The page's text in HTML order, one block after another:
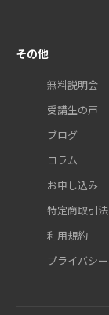
その他
無料説明会
受講生の声
ブログ
コラム
お申し込み
特定商取引法
利用規約
プライバシ